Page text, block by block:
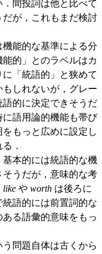
間投詞は他と比べて
が，これもまだ検討
能的な基準による分
的」とのラベルはカ
「統語的」と狭めて
しれないが，グレー
的に決定できそうだ
語用論的機能も帯び
もっと広めに設定し
．
本的には統語的な機
うだが，意味的な考
like や worth は後ろに
統語的には前置詞的な
る語彙的意味をもっ
問題自体は古くから